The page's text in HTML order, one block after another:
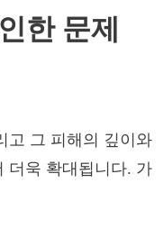
한 문제
고 그 피해의 깊이와
더욱 확대됩니다. 가